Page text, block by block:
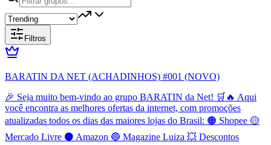
Filtros
BARATIN DA NET (ACHADINHOS) #001 (NOVO)
🎉 Seja muito bem-vindo ao grupo BARATIN da Net! 🛒🔥 Aqui
você encontra as melhores ofertas da internet, com promoções
atualizadas todos os dias das maiores lojas do Brasil: 🟠 Shopee 🟡
Mercado Livre ⚫ Amazon 🔵 Magazine Luiza 💥 Descontos